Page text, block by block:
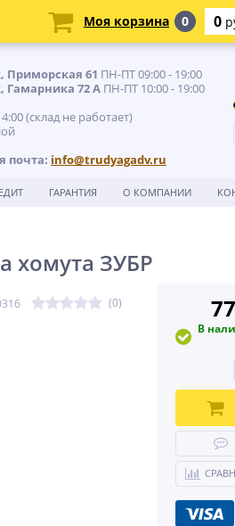
Приморская 61 ПН-ПТ 09:00 - 19:00
Гамарника 72 А ПН-ПТ 10:00 - 19:00
(склад не работает)
почта: info@trudyagadv.ru
ГАРАНТИЯ О КОМПАНИИ
хомута ЗУБР
(0)
В
Моя корзина 0 0